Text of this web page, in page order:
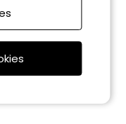
2 190 kr